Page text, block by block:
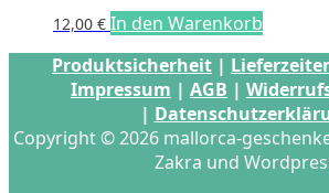
12,00 € In den Warenkorb
Produktsicherheit |
Impressum | AGB |
|
Copyright © 2026 mallorca-
Zakra und